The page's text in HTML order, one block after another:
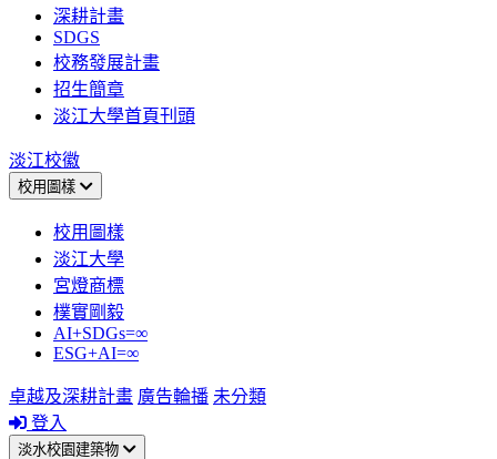
深耕計畫
SDGS
校務發展計畫
招生簡章
淡江大學首頁刊頭
淡江校徽
校用圖樣
校用圖樣
淡江大學
宮燈商標
樸實剛毅
AI+SDGs=∞
ESG+AI=∞
卓越及深耕計畫 廣告輪播 未分類
登入
淡水校園建築物